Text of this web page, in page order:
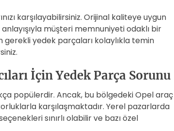
karşılayabilirsiniz. Orijinal kaliteye uygun
müşteri memnuniyeti odaklı bir
gerekli yedek parçaları kolaylıkla temin
İçin Yedek Parça Sorunu
popülerdir. Ancak, bu bölgedeki Opel araç
karşılaşmaktadır. Yerel pazarlarda
sınırlı olabilir ve bazı özel